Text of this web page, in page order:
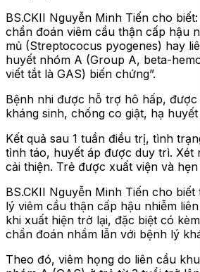
BS.CKII Nguyễn Minh Tiến cho biết:
chẩn đoán viêm cầu thận cấp hậu
mủ (Streptococus pyogenes) hay
huyết nhóm A (Group A, beta-
viết tắt là GAS) biến chứng”.
Bệnh nhi được hỗ trợ hô hấp, được
kháng sinh, chống co giật, hạ huyết
Kết quả sau 1 tuần điều trị, tình
tỉnh táo, huyết áp được duy trì. Xét
cải thiện. Trẻ được xuất viện và hẹn
BS.CKII Nguyễn Minh Tiến cho biết
lý viêm cầu thận cấp hậu nhiễm liên
khi xuất hiện trở lại, đặc biệt có
chẩn đoán nhầm lẫn với bệnh lý
Theo đó, viêm họng do liên cầu